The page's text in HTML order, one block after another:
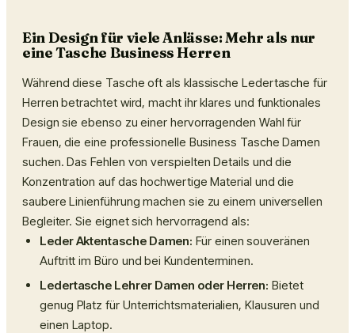
Ein Design für viele Anlässe: Mehr als nur
eine Tasche Business Herren
Während diese Tasche oft als klassische Ledertasche für
Herren betrachtet wird, macht ihr klares und funktionales
Design sie ebenso zu einer hervorragenden Wahl für
Frauen, die eine professionelle Business Tasche Damen
suchen. Das Fehlen von verspielten Details und die
Konzentration auf das hochwertige Material und die
saubere Linienführung machen sie zu einem universellen
Begleiter. Sie eignet sich hervorragend als:
Leder Aktentasche Damen: Für einen souveränen
Auftritt im Büro und bei Kundenterminen.
Ledertasche Lehrer Damen oder Herren: Bietet
genug Platz für Unterrichtsmaterialien, Klausuren und
einen Laptop.